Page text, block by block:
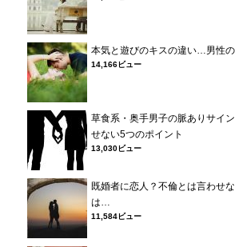
本気と遊びのキスの違い…男性
14,166ビュー
草食系・奥手男子の脈ありサイ
せない5つのポイント
13,030ビュー
既婚者に恋人？不倫とは言わせ
は…
11,584ビュー